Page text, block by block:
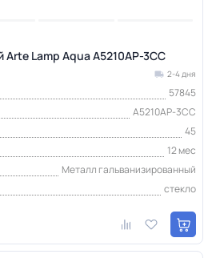
Lamp Aqua A5210AP-3CC
2-4 дня
57845
A5210AP-3CC
45
12 мес
Металл гальванизированный
стекло